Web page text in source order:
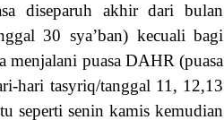
diseparuh akhir dari bulan
30 sya’ban) kecuali bagi
menjalani puasa DAHR (puasa
hari tasyriq/tanggal 11, 12,13
seperti senin kamis kemudian